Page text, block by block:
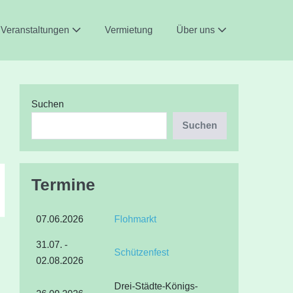
Veranstaltungen Vermietung Über uns
Suchen
Suchen
Termine
07.06.2026 Flohmarkt
31.07. -
02.08.2026
Schützenfest
Drei-Städte-Königs-